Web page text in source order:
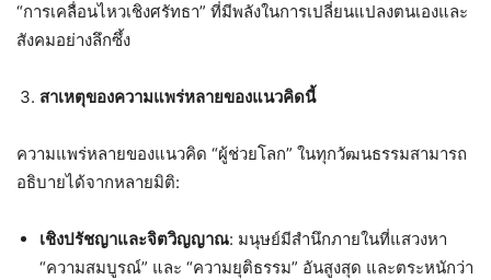
“การเคลื่อนไหวเชิงศรัทธา” ที่มีพลังในการเปลี่ยนแปลงตนเองและ
สังคมอย่างลึกซึ้ง
สาเหตุของความแพร่หลายของแนวคิดนี้
ความแพร่หลายของแนวคิด “ผู้ช่วยโลก” ในทุกวัฒนธรรมสามารถ
อธิบายได้จากหลายมิติ:
เชิงปรัชญาและจิตวิญญาณ: มนุษย์มีสำนึกภายในที่แสวงหา
“ความสมบูรณ์” และ “ความยุติธรรม” อันสูงสุด และตระหนักว่า